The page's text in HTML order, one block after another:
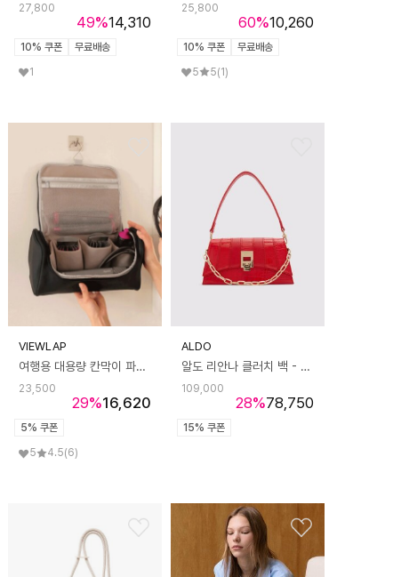
49%
27,800
14,310
10% 쿠폰
무료배송
1
60%
25,800
10,260
10% 쿠폰
무료배송
5
5(1)
VIEWLAP
여행용 대용량 칸막이 파우치 방수 메이크업 박스 베이비 파우치백
29%
23,500
16,620
5% 쿠폰
5
4.5(6)
ALDO
알도 리안나 클러치 백 - 레드 ADA1H062HZ600
28%
109,000
78,750
15% 쿠폰